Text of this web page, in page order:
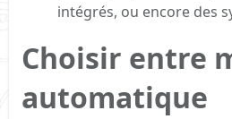
intégrés, ou encore des
Choisir entre
automatique​